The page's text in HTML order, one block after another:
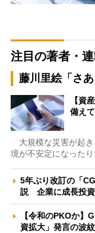
注目の著者・
藤川里絵「さあ
【資
備え
大規模な災害が起き
境が不安定になった
5年ぶり改訂の「
説 企業に成長投
【令和のPKOか】
資拡大」発言の波